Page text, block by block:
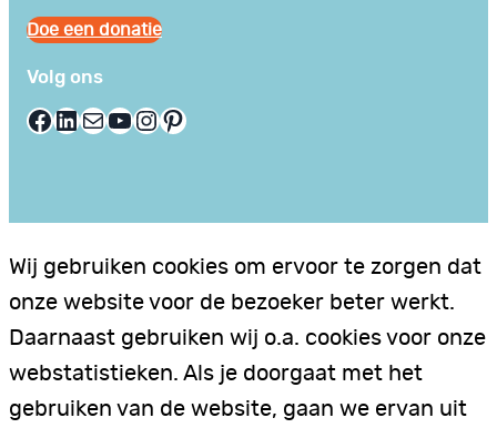
Doe een donatie
Volg ons
Facebook LinkedIn E-mail YouTube InstagramPinterest
Wij gebruiken cookies om ervoor te zorgen dat
onze website voor de bezoeker beter werkt.
Daarnaast gebruiken wij o.a. cookies voor onze
webstatistieken. Als je doorgaat met het
gebruiken van de website, gaan we ervan uit